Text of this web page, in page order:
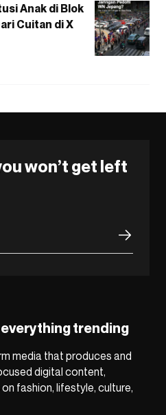
Anak di Blok
Cuitan di X
won’t get left
trending
media that produces and
digital content,
fashion, lifestyle, culture,